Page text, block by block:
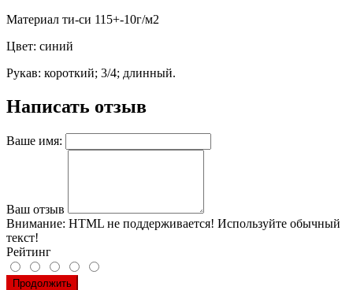
Материал ти-си 115+-10г/м2
Цвет: синий
Рукав: короткий; 3/4; длинный.
Написать отзыв
Ваше имя:
Ваш отзыв
Внимание: HTML не поддерживается! Используйте обычный
текст!
Рейтинг
Продолжить